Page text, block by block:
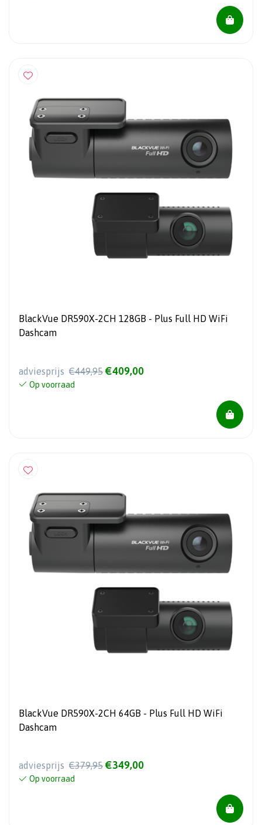
BlackVue DR590X-2CH 128GB - Plus Full HD WiFi
Dashcam
adviesprijs €449,95 €409,00
Op voorraad
BlackVue DR590X-2CH 64GB - Plus Full HD WiFi
Dashcam
adviesprijs €379,95 €349,00
Op voorraad